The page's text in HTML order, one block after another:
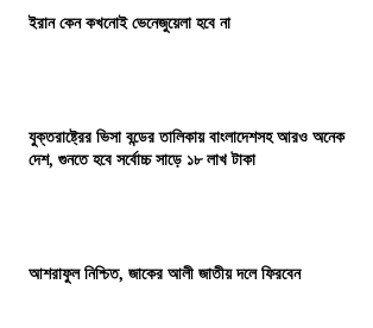
ইরান কেন কখনোই ভেনেজুয়েলা হবে না
যুক্তরাষ্ট্রের ভিসা বন্ডের তালিকায় বাংলাদেশসহ আরও অনেক
দেশ, গুনতে হবে সর্বোচ্চ সাড়ে ১৮ লাখ টাকা
আশরাফুল নিশ্চিত, জাকের আলী জাতীয় দলে ফিরবেন